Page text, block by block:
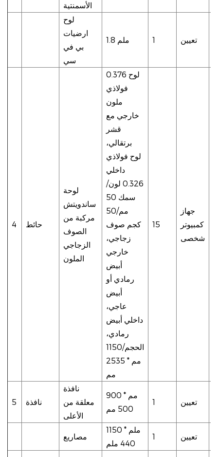
الأسمنتية
لوح
ارضيات
بي في
سي
1.8 ملم 1 تعيين
4 حائط
لوحة
ساندويتش
مركبة من
الصوف
الزجاجي
الملون
0.376 لوح
فولاذي
ملون
خارجي مع
قشر
برتقالي،
لوح فولاذي
داخلي
0.326 لون/
سمك 50
مم/50
كجم صوف
زجاجي،
خارجي
أبيض
رمادي أو
أبيض
عاجي،
داخلي أبيض
رمادي،
الحجم/1150
مم * 2535
مم
15
جهاز
كمبيوتر
شخصى
5 نافذة
نافذة
معلقة من
الأعلى
900 مم *
500 مم
1 تعيين
مصاريع
1150 ملم *
440 ملم
1 تعيين